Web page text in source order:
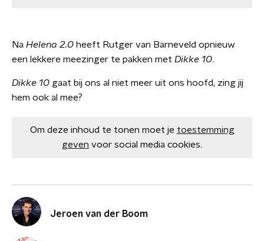
Na Helena 2.0 heeft Rutger van Barneveld opnieuw
een lekkere meezinger te pakken met Dikke 10.
Dikke 10 gaat bij ons al niet meer uit ons hoofd, zing jij
hem ook al mee?
Om deze inhoud te tonen moet je toestemming
geven voor social media cookies.
Jeroen van der Boom